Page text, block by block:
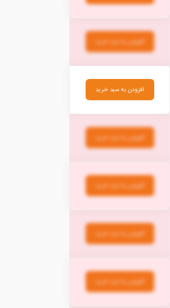
افزودن به سبد خرید
افزودن به سبد خرید
افزودن به سبد خرید
افزودن به سبد خرید
افزودن به سبد خرید
افزودن به سبد خرید